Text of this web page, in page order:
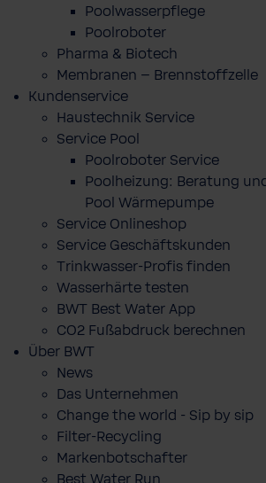
Poolwasserpflege
Poolroboter
Pharma & Biotech
Membranen – Brennstoffzelle
Kundenservice
Haustechnik Service
Service Pool
Poolroboter Service
Poolheizung: Beratung
Pool Wärmepumpe
Service Onlineshop
Service Geschäftskunden
Trinkwasser-Profis finden
Wasserhärte testen
BWT Best Water App
CO2 Fußabdruck berechnen
Über BWT
News
Das Unternehmen
Change the world - Sip by sip
Filter-Recycling
Markenbotschafter
Best Water Run